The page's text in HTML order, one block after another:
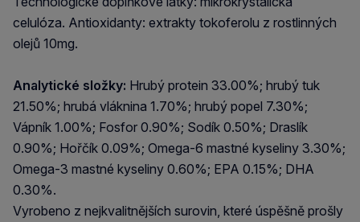
celulóza. Antioxidanty: extrakty tokoferolu z rostlinných
olejů 10mg.
Analytické složky: Hrubý protein 33.00%; hrubý tuk
21.50%; hrubá vláknina 1.70%; hrubý popel 7.30%;
Vápník 1.00%; Fosfor 0.90%; Sodík 0.50%; Draslík
0.90%; Hořčík 0.09%; Omega-6 mastné kyseliny 3.30%;
Omega-3 mastné kyseliny 0.60%; EPA 0.15%; DHA
0.30%.
Vyrobeno z nejkvalitnějších surovin, které úspěšně prošly